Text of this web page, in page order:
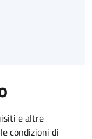
e altre
condizioni di